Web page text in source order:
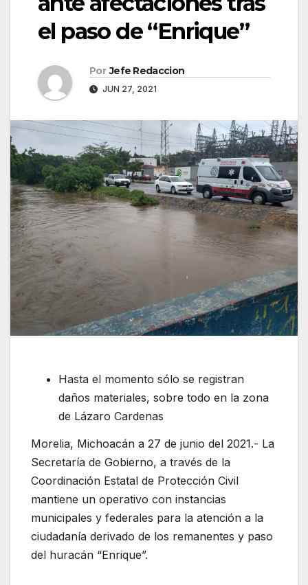
el paso de “Enrique”
Por Jefe Redaccion
JUN 27, 2021
Hasta el momento sólo se registran
daños materiales, sobre todo en la zona
de Lázaro Cardenas
Morelia, Michoacán a 27 de junio del 2021.- La
Secretaría de Gobierno, a través de la
Coordinación Estatal de Protección Civil
mantiene un operativo con instancias
municipales y federales para la atención a la
ciudadanía derivado de los remanentes y paso
del huracán “Enrique”.